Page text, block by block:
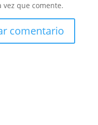
que comente.